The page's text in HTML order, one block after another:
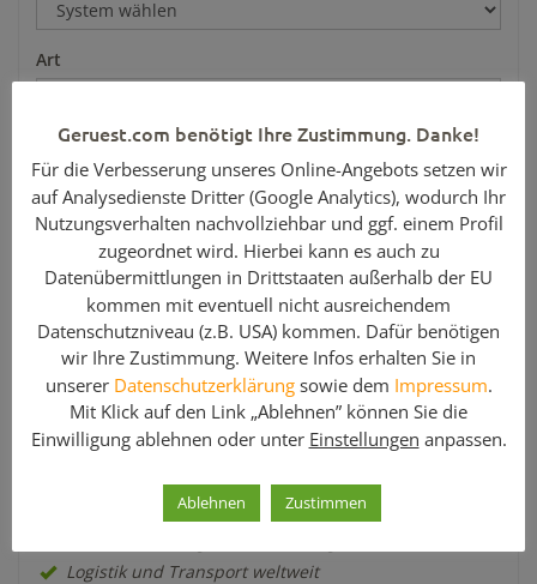
Art
Preis pro m²
Über Geruest.com
Geruest.com ist ein Service der cetrac GmbH, welche sich
auf den Vertrieb vonGerüstensowie gebrauchten
Gerüstfläche sofort lieferbar
Logistik und Transport weltweit
Geruest.com benötigt Ihre Zustimmung. Danke!
Für die Verbesserung unseres Online-Angebots setzen wir
auf Analysedienste Dritter (Google Analytics), wodurch Ihr
Nutzungsverhalten nachvollziehbar und ggf. einem Profil
zugeordnet wird. Hierbei kann es auch zu
Datenübermittlungen in Drittstaaten außerhalb der EU
kommen mit eventuell nicht ausreichendem
Datenschutzniveau (z.B. USA) kommen. Dafür benötigen
wir Ihre Zustimmung. Weitere Infos erhalten Sie in
unserer Datenschutzerklärungsowie dem Impressum.
Mit Klick auf den Link „Ablehnen” können Sie die
Einwilligung ablehnen oder unter Einstellungen anpassen.
Ablehnen Zustimmen